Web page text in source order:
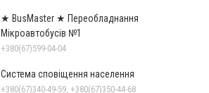
★ BusMaster ★ Переобладнання
Мікроавтобусів №1
+380(67)599-04-04
Система сповіщення населення
+380(67)340-49-59, +380(67)350-44-68